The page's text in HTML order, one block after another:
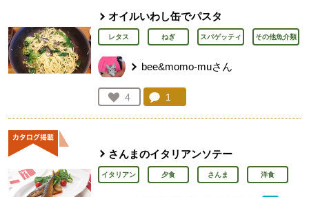
オイルいわし缶でパスタ
レタス ねぎ スパゲッティ その他魚介類
bee&momo-muさん
お気に入り登録：
4
人が登録
コメント：
1
さんまのイタリアンソテー
イタリアン 夕食 さんま 洋食